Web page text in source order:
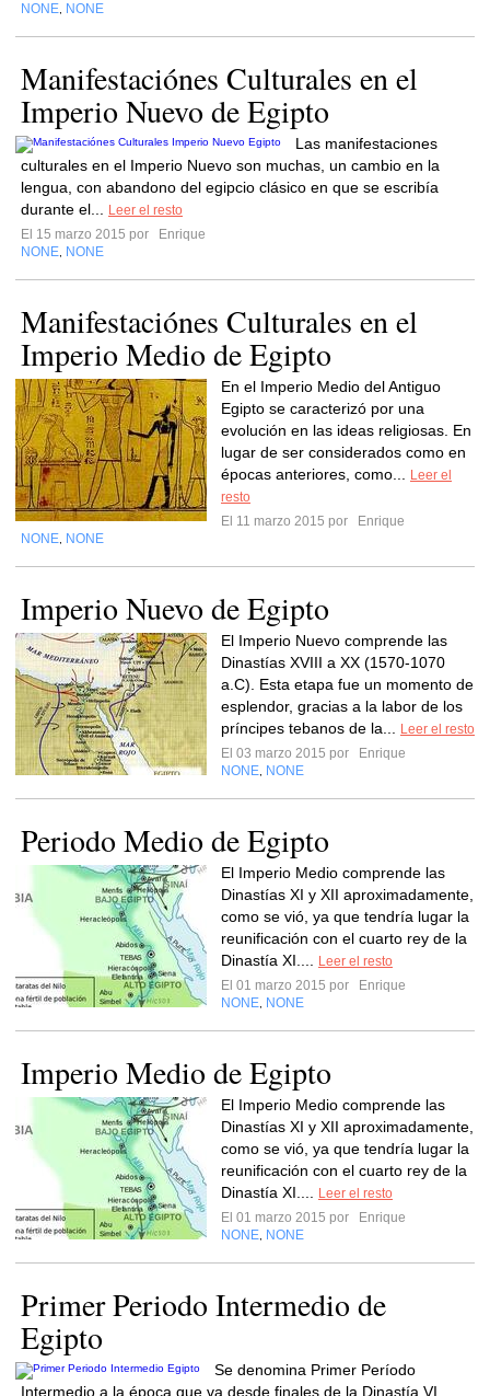
NONE NONE
Manifestaciónes Culturales en el
Imperio Nuevo de Egipto
Las manifestaciones
culturales en el Imperio Nuevo son muchas, un cambio en la
lengua, con abandono del egipcio clásico en que se escribía
durante el...
Leer el resto
El 15 marzo 2015 por
Enrique
NONE NONE
Manifestaciónes Culturales en el
Imperio Medio de Egipto
En el Imperio Medio del Antiguo
Egipto se caracterizó por una
evolución en las ideas religiosas. En
lugar de ser considerados como en
épocas anteriores, como...
Leer el
resto
El 11 marzo 2015 por
Enrique
NONE NONE
Imperio Nuevo de Egipto
El Imperio Nuevo comprende las
Dinastías XVIII a XX (1570-1070
a.C). Esta etapa fue un momento de
esplendor, gracias a la labor de los
príncipes tebanos de la...
Leer el resto
El 03 marzo 2015 por
Enrique
NONE NONE
Periodo Medio de Egipto
El Imperio Medio comprende las
Dinastías XI y XII aproximadamente,
como se vió, ya que tendría lugar la
reunificación con el cuarto rey de la
Dinastía XI....
Leer el resto
El 01 marzo 2015 por
Enrique
NONE NONE
Imperio Medio de Egipto
El Imperio Medio comprende las
Dinastías XI y XII aproximadamente,
como se vió, ya que tendría lugar la
reunificación con el cuarto rey de la
Dinastía XI....
Leer el resto
El 01 marzo 2015 por
Enrique
NONE NONE
Primer Periodo Intermedio de
Egipto
Se denomina Primer Período
Intermedio a la época que va desde finales de la Dinastía VI